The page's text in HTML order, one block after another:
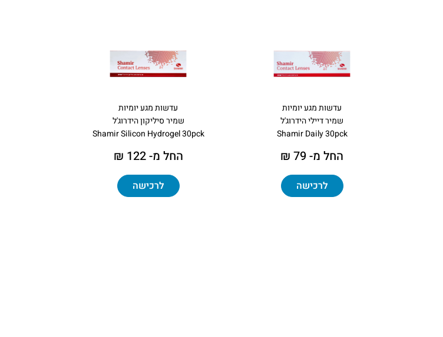
עדשות מגע יומיות
שמיר דיילי הידרוג'ל
Shamir Daily 30pck
החל מ- 79 ₪
לרכישה
עדשות מגע יומיות
שמיר סיליקון הידרוג'ל
Shamir Silicon Hydrogel 30pck
החל מ- 122 ₪
לרכישה